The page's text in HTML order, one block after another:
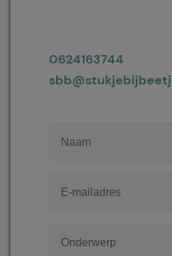
0624163744